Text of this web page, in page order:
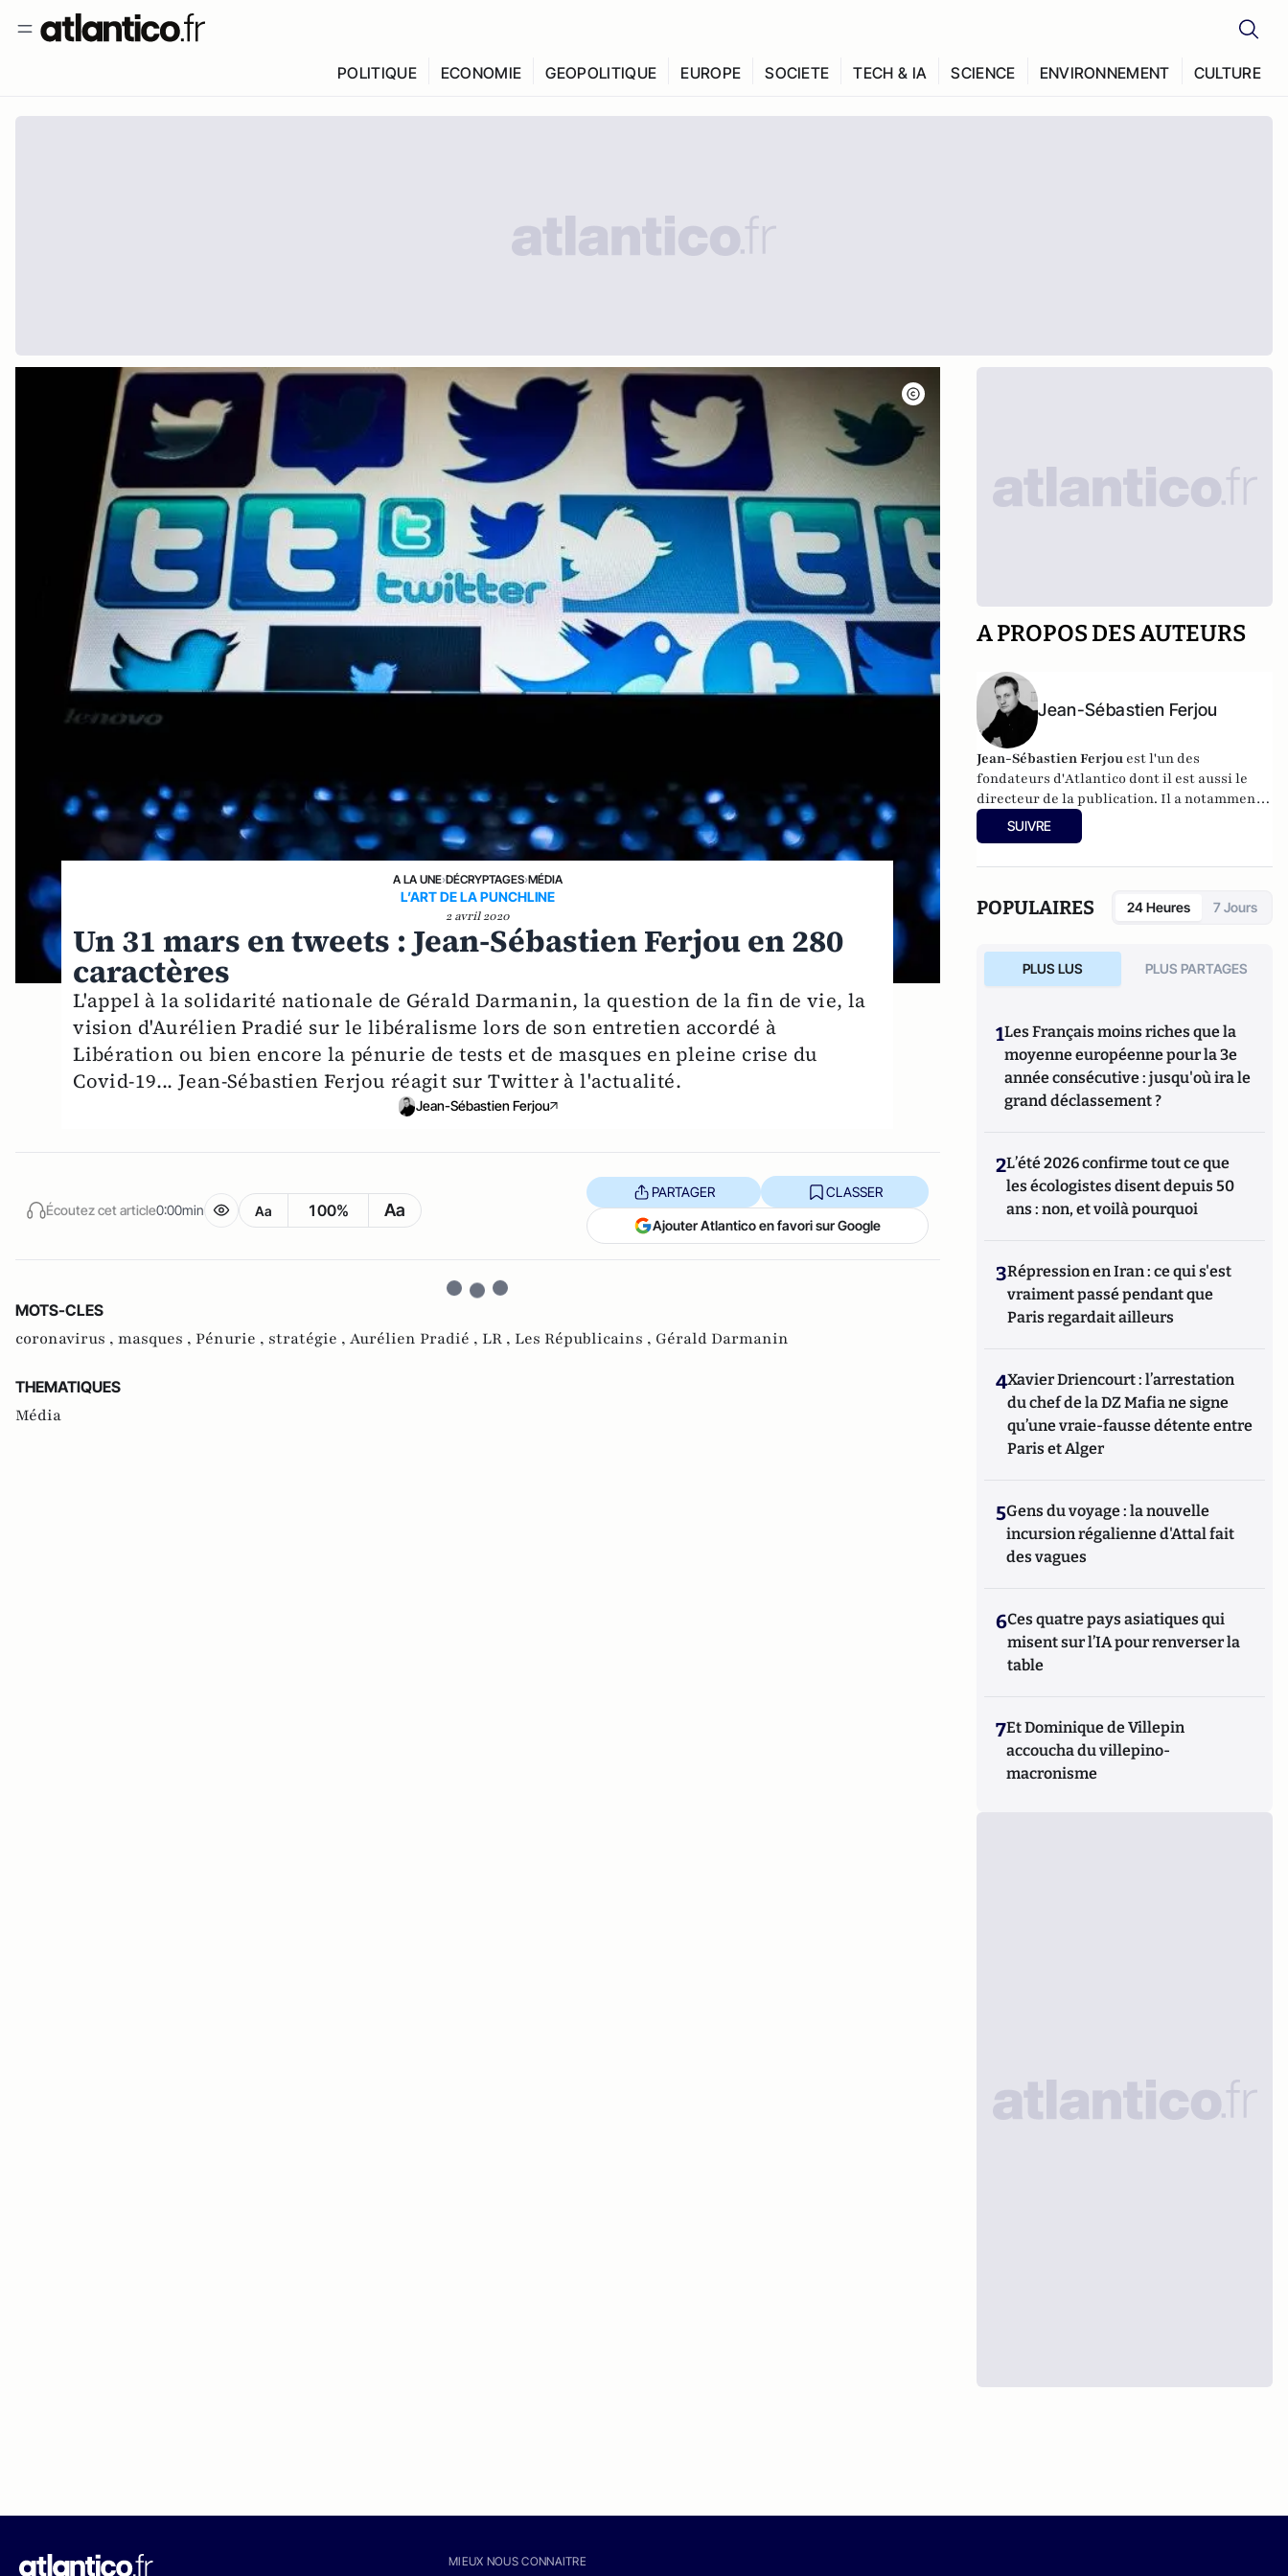
POLITIQUE ECONOMIE GEOPOLITIQUE EUROPE SOCIETE TECH & IA SCIENCE ENVIRONNEMENT CULTURE
A LA UNE›DÉCRYPTAGES›MÉDIA
L’ART DE LA PUNCHLINE
2 avril 2020
Un 31 mars en tweets : Jean-Sébastien Ferjou en 280
caractères
L'appel à la solidarité nationale de Gérald Darmanin, la question de la fin de vie, la
vision d'Aurélien Pradié sur le libéralisme lors de son entretien accordé à
Libération ou bien encore la pénurie de tests et de masques en pleine crise du
Covid-19... Jean-Sébastien Ferjou réagit sur Twitter à l'actualité.
Jean-Sébastien Ferjou
Écoutez cet article0:00min Aa 100% Aa
PARTAGER CLASSER
Ajouter Atlantico en favori sur Google
MOTS-CLES
coronavirus , masques , Pénurie , stratégie , Aurélien Pradié , LR , Les Républicains , Gérald Darmanin
THEMATIQUES
Média
A PROPOS DES AUTEURS
Jean-Sébastien Ferjou
Jean-Sébastien Ferjou est l'un des
fondateurs d'Atlantico dont il est aussi le
directeur de la publication. Il a notamment
travaillé à LCI, pour TF1 et fait de la
production télévisuelle.
SUIVRE
POPULAIRES 24 Heures 7 Jours
PLUS LUS PLUS PARTAGES
1Les Français moins riches que la
moyenne européenne pour la 3e
année consécutive : jusqu'où ira le
grand déclassement ?
2L’été 2026 confirme tout ce que
les écologistes disent depuis 50
ans : non, et voilà pourquoi
3Répression en Iran : ce qui s'est
vraiment passé pendant que
Paris regardait ailleurs
4Xavier Driencourt : l’arrestation
du chef de la DZ Mafia ne signe
qu’une vraie-fausse détente entre
Paris et Alger
5Gens du voyage : la nouvelle
incursion régalienne d'Attal fait
des vagues
6Ces quatre pays asiatiques qui
misent sur l’IA pour renverser la
table
7Et Dominique de Villepin
accoucha du villepino-
macronisme
MIEUX NOUS CONNAITRE